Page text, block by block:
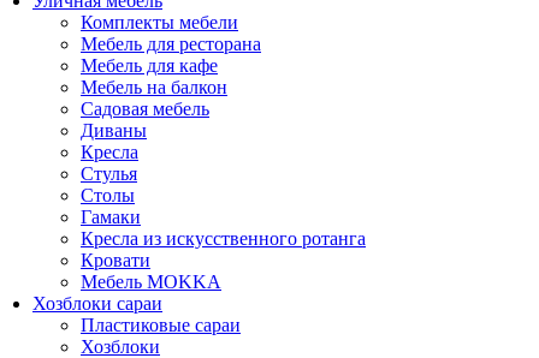
Комплекты мебели
Мебель для ресторана
Мебель для кафе
Мебель на балкон
Садовая мебель
Диваны
Кресла
Стулья
Столы
Гамаки
Кресла из искусственного ротанга
Кровати
Мебель MOKKA
Хозблоки сараи
Пластиковые сараи
Хозблоки